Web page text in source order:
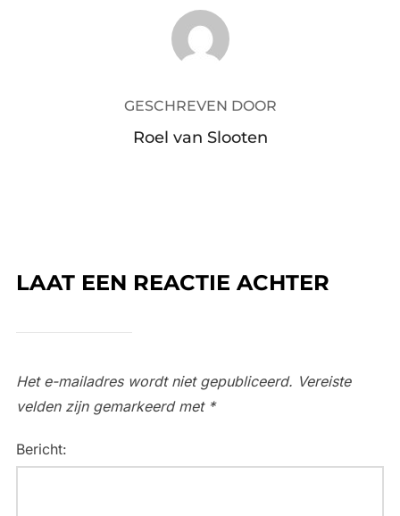
BERICHTAUTEUR
GESCHREVEN DOOR
Roel van Slooten
LAAT EEN REACTIE ACHTER
Het e-mailadres wordt niet gepubliceerd. Vereiste
velden zijn gemarkeerd met *
Bericht: